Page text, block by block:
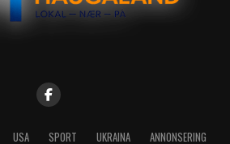
USA SPORT UKRAINA ANNONSERING